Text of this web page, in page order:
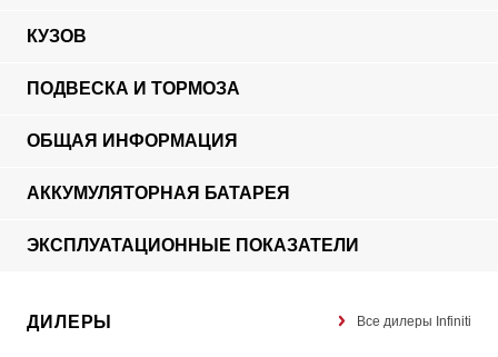
КУЗОВ
ПОДВЕСКА И ТОРМОЗА
ОБЩАЯ ИНФОРМАЦИЯ
АККУМУЛЯТОРНАЯ БАТАРЕЯ
ЭКСПЛУАТАЦИОННЫЕ ПОКАЗАТЕЛИ
ДИЛЕРЫ Все дилеры Infiniti